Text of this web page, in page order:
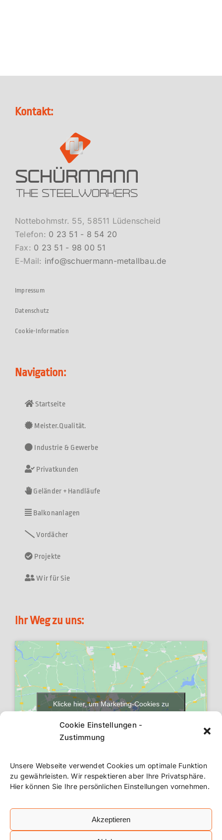
Cookie Einstellungen -
Zustimmung
Unsere Webseite verwendet Cookies um optimale Funktion
zu gewährleisten. Wir respektieren aber Ihre Privatsphäre.
Hier können Sie Ihre persönlichen Einstellungen vornehmen.
Akzeptieren
Kontakt:
Nottebohmstr. 55, 58511 Lüdenscheid
Telefon: 0 23 51 - 8 54 20
Fax: 0 23 51 - 98 00 51
E-Mail: info@schuermann-metallbau.de
Impressum
Datenschutz
Cookie-Information
Navigation:
Startseite
Meister.Qualität.
Industrie & Gewerbe
Privatkunden
Geländer + Handläufe
Balkonanlagen
Vordächer
Projekte
Wir für Sie
Ihr Weg zu uns:
Klicke hier, um Marketing-Cookies zu